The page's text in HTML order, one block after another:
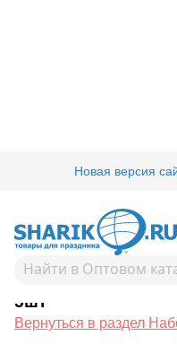
Новая версия
Товары для
1111-1071Набор
5шт
Вернуться в раздел